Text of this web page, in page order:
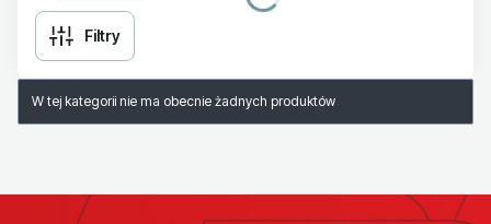
Filtry
Lista produktów
W tej kategorii nie ma obecnie żadnych produktów